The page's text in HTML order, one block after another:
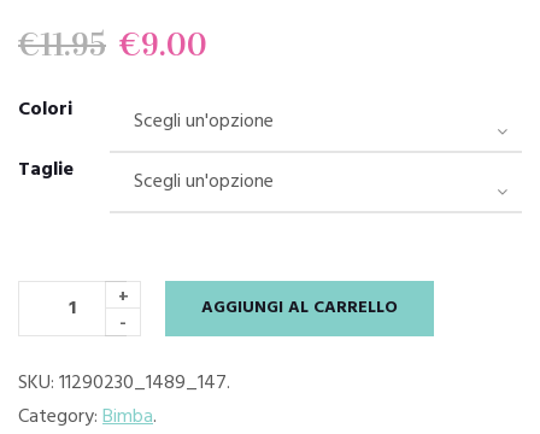
€11.95 Il
prezzo
originale
era:
€11.95.
€9.00
prezzo
attuale
è:
€9.00.
Colori
Taglie
+
-
AGGIUNGI AL CARRELLO
SKU:11290230_1489_147.
Category:Bimba.